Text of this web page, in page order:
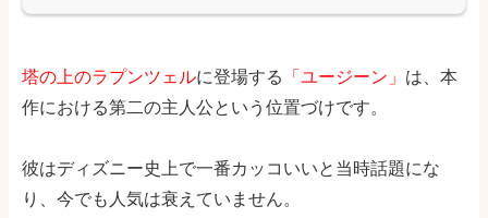
塔の上のラプンツェルに登場する 「ユージーン」 は、本
作における第二の主人公という位置づけです。
彼はディズニー史上で一番カッコいいと当時話題にな
り、今でも人気は衰えていません。